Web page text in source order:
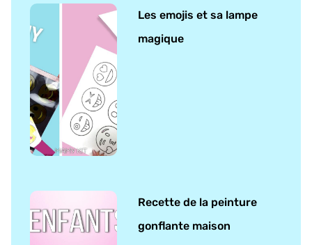
Les emojis et sa lampe
magique
Recette de la peinture
gonflante maison